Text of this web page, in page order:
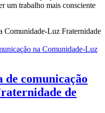
um trabalho mais consciente
na Comunidade-Luz
de comunicação
de